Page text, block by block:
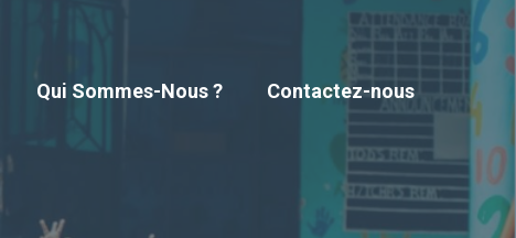
Qui Sommes-Nous ? Contactez-nous